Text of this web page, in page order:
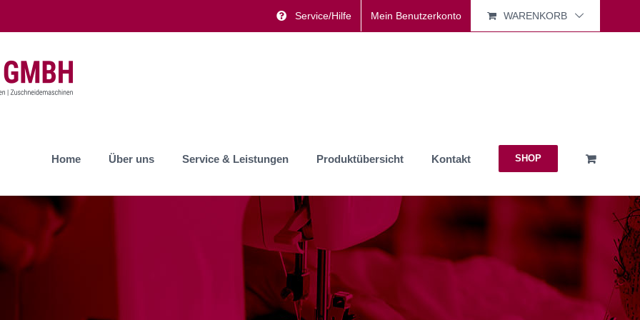
Service/Hilfe Mein Benutzerkonto WARENKORB
Home Über uns Service & Leistungen Produktübersicht Kontakt SHOP